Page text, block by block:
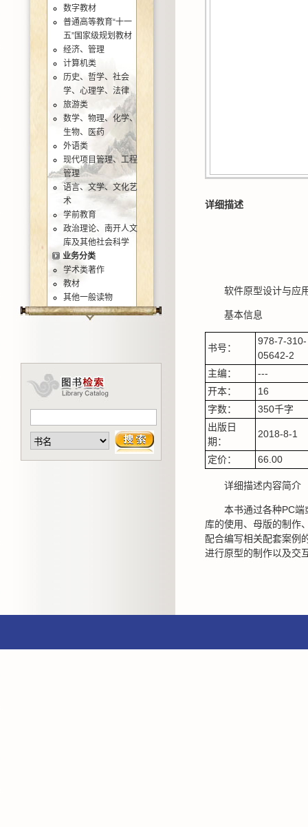
数字教材
普通高等教育“十一
五”国家级规划教材
经济、管理
计算机类
历史、哲学、社会
学、心理学、法律
旅游类
数学、物理、化学、
生物、医药
外语类
现代项目管理、工程
管理
语言、文学、文化艺
术
学前教育
政治理论、南开人文
库及其他社会科学
业务分类
学术类著作
教材
其他一般读物
详细描述
软件原型设计与应
基本信息
书号：
978-7-310-
05642-2
主编：
---
开本：
16
字数：
350千字
出版日
期：
2018-8-1
定价： 66.00
详细描述内容简介
本书通过各种PC
库的使用、母版的制作
配合编写相关配套案例
进行原型的制作以及交